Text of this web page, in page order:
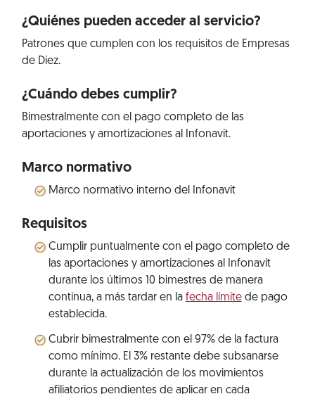
¿Quiénes pueden acceder al servicio?
Patrones que cumplen con los requisitos de Empresas
de Diez.
¿Cuándo debes cumplir?
Bimestralmente con el pago completo de las
aportaciones y amortizaciones al Infonavit.
Marco normativo
Marco normativo interno del Infonavit
Requisitos
Cumplir puntualmente con el pago completo de
las aportaciones y amortizaciones al Infonavit
durante los últimos 10 bimestres de manera
continua, a más tardar en la fecha límitede pago
establecida.
Cubrir bimestralmente con el 97% de la factura
como mínimo. El 3% restante debe subsanarse
durante la actualización de los movimientos
afiliatorios pendientes de aplicar en cada